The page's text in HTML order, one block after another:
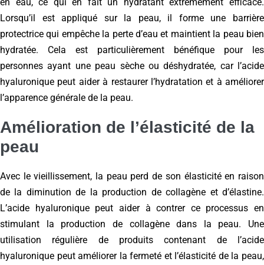
Lorsqu’il est appliqué sur la peau, il forme une barrière
protectrice qui empêche la perte d’eau et maintient la peau bien
hydratée. Cela est particulièrement bénéfique pour les
personnes ayant une peau sèche ou déshydratée, car l’acide
hyaluronique peut aider à restaurer l’hydratation et à améliorer
l’apparence générale de la peau.
Amélioration de l’élasticité de la
peau
Avec le vieillissement, la peau perd de son élasticité en raison
de la diminution de la production de collagène et d’élastine.
L’acide hyaluronique peut aider à contrer ce processus en
stimulant la production de collagène dans la peau. Une
utilisation régulière de produits contenant de l’acide
hyaluronique peut améliorer la fermeté et l’élasticité de la peau,